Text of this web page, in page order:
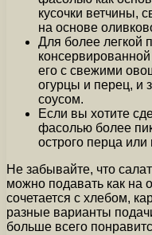
кусочки ветчины,
на основе
Для более легкой
его с свежими
огурцы и перец, и
соусом.
Если вы хотите
фасолью более
острого перца
Не забывайте, что
можно подавать как на
сочетается с хлебом,
разные варианты
больше всего